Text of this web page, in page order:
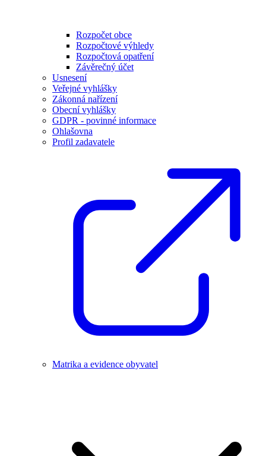
Rozpočet obce
Rozpočtové výhledy
Rozpočtová opatření
Závěrečný účet
Usnesení
Veřejné vyhlášky
Zákonná nařízení
Obecní vyhlášky
GDPR - povinné informace
Ohlašovna
Profil zadavatele
Matrika a evidence obyvatel